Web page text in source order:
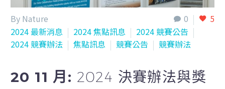
0 5
By Nature
2024 最新消息
2024 焦點訊息
2024 競賽公告
2024 競賽辦法
焦點訊息 競賽公告 競賽辦法
20 11 月: 2024 決賽辦法與獎